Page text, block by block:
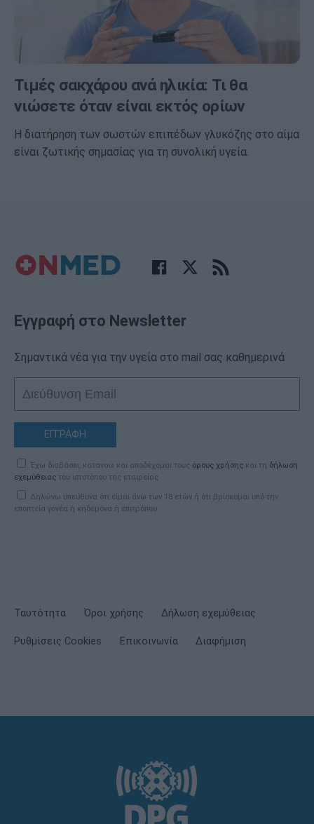
Τιμές σακχάρου ανά ηλικία: Τι θα
νιώσετε όταν είναι εκτός ορίων
Η διατήρηση των σωστών επιπέδων γλυκόζης στο αίμα
είναι ζωτικής σημασίας για τη συνολική υγεία.
Εγγραφή στο Newsletter
Σημαντικά νέα για την υγεία στο mail σας καθημερινά
ΕΓΓΡΑΦΗ
Έχω διαβάσει, κατανοώ και αποδέχομαι τους όρους χρήσης και τη δήλωση
εχεμύθειας του ιστοτόπου της εταιρείας
Δηλώνω υπεύθυνα ότι είμαι άνω των 18 ετών ή ότι βρίσκομαι υπό την
εποπτεία γονέα ή κηδεμόνα ή επιτρόπου
Ταυτότητα Όροι χρήσης Δήλωση εχεμύθειας
Ρυθμίσεις Cookies Επικοινωνία Διαφήμιση